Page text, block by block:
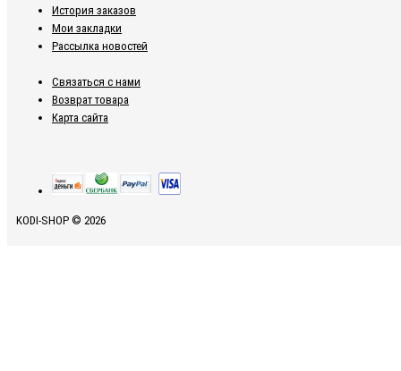
История заказов
Мои закладки
Рассылка новостей
Связаться с нами
Возврат товара
Карта сайта
KODI-SHOP © 2026